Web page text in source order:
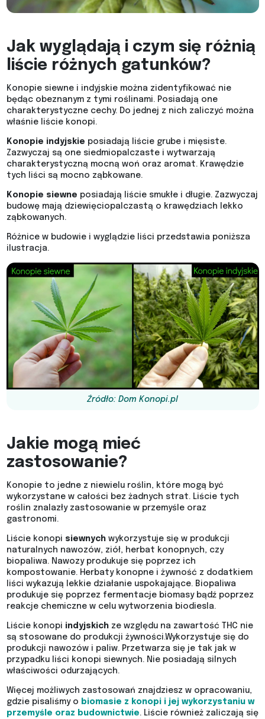
Jak wyglądają i czym się różnią
liście różnych gatunków?
Konopie siewne i indyjskie można zidentyfikować nie
będąc obeznanym z tymi roślinami. Posiadają one
charakterystyczne cechy. Do jednej z nich zaliczyć można
właśnie liście konopi.
Konopie indyjskie posiadają liście grube i mięsiste.
Zazwyczaj są one siedmiopalczaste i wytwarzają
charakterystyczną mocną woń oraz aromat. Krawędzie
tych liści są mocno ząbkowane.
Konopie siewne posiadają liście smukłe i długie. Zazwyczaj
budowę mają dziewięciopalczastą o krawędziach lekko
ząbkowanych.
Różnice w budowie i wyglądzie liści przedstawia poniższa
ilustracja.
Źródło: Dom Konopi.pl
Jakie mogą mieć
zastosowanie?
Konopie to jedne z niewielu roślin, które mogą być
wykorzystane w całości bez żadnych strat. Liście tych
roślin znalazły zastosowanie w przemyśle oraz
gastronomi.
Liście konopi siewnychwykorzystuje się w produkcji
naturalnych nawozów, ziół, herbat konopnych, czy
biopaliwa. Nawozy produkuje się poprzez ich
kompostowanie. Herbaty konopne i żywność z dodatkiem
liści wykazują lekkie działanie uspokajające. Biopaliwa
produkuje się poprzez fermentacje biomasy bądź poprzez
reakcje chemiczne w celu wytworzenia biodiesla.
Liście konopi indyjskichze względu na zawartość THC nie
są stosowane do produkcji żywności.Wykorzystuje się do
produkcji nawozów i paliw. Przetwarza się je tak jak w
przypadku liści konopi siewnych. Nie posiadają silnych
właściwości odurzających.
Więcej możliwych zastosowań znajdziesz w opracowaniu,
gdzie pisaliśmy o biomasie z konopi i jej wykorzystaniu w
przemyśle oraz budownictwie. Liście również zaliczają się